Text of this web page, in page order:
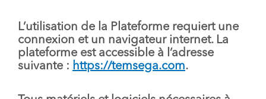
L’utilisation de la Plateforme requiert une
connexion et un navigateur internet. La
plateforme est accessible à l’adresse
suivante : https://temsega.com.